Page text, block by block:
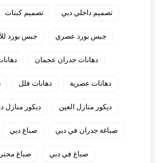
تصميم داخلي دبي تصميم كبتات
جبس بورد عصري جبس بورد
دهانات جدران عجمان
دهانات عصرية دهانات فلل
ديكور منازل العين ديكور منازل
صباغة جدران في دبي صباغ دبي
صباغ في دبي صباغ